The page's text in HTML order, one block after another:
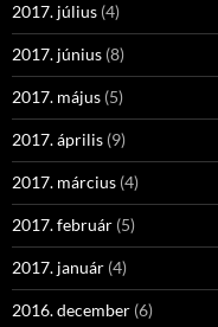
2017. július (4)
2017. június (8)
2017. május (5)
2017. április (9)
2017. március (4)
2017. február (5)
2017. január (4)
2016. december (6)